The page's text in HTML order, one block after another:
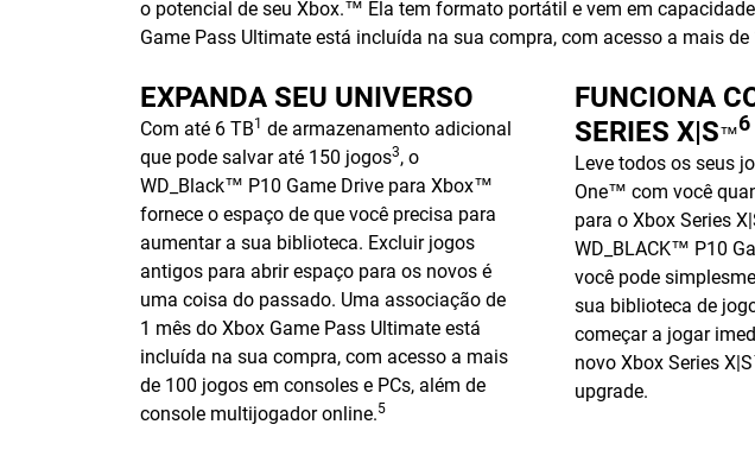
o potencial de seu Xbox.™ Ela tem formato portátil e vem em
Game Pass Ultimate está incluída na sua compra, com acesso a mais
EXPANDA SEU UNIVERSO
Com até 6 TB1 de armazenamento adicional
que pode salvar até 150 jogos3, o
WD_Black™ P10 Game Drive para Xbox™
fornece o espaço de que você precisa para
aumentar a sua biblioteca. Excluir jogos
antigos para abrir espaço para os novos é
uma coisa do passado. Uma associação de
1 mês do Xbox Game Pass Ultimate está
incluída na sua compra, com acesso a mais
de 100 jogos em consoles e PCs, além de
console multijogador online.5
FUNCIONA
SERIES X|S™6
Leve todos os seus
One™ com você
para o Xbox Series
WD_BLACK™ P10
você pode
sua biblioteca de
começar a jogar
novo Xbox Series
upgrade.